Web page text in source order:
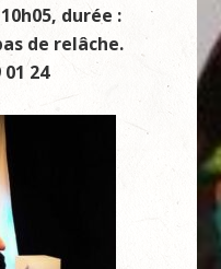
durée :
de relâche.
24